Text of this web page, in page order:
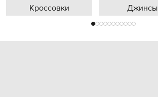
Кроссовки Джинсы